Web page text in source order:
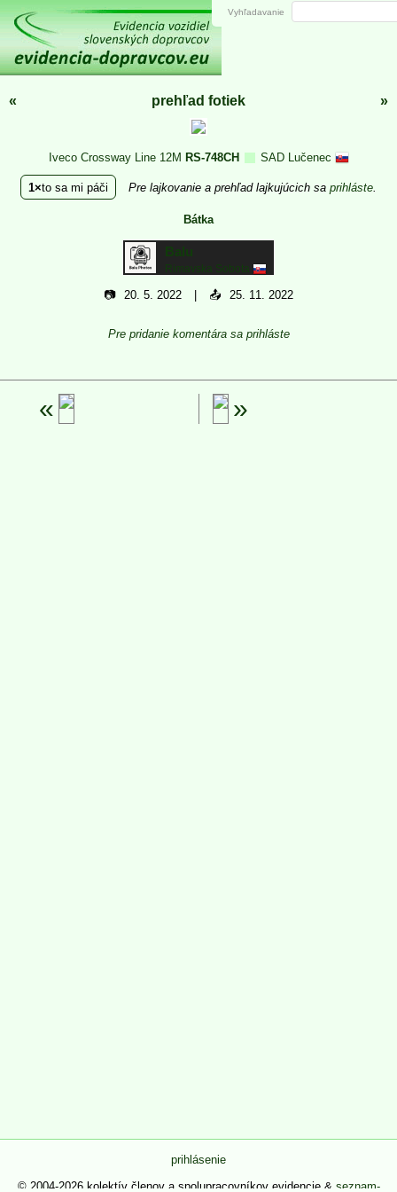
« prehľad fotiek »
Iveco Crossway Line 12M RS-748CH SAD Lučenec
1 to sa mi páči Pre lajkovanie a prehľad lajkujúcich sa prihláste
Bátka
Balu
Rimavska Sobota
📷 20. 5. 2022 📤 25. 11. 2022
Pre pridanie komentára sa prihláste
Vyhľadavanie
prihlásenie
© 2004-2026 kolektív členov a spolupracovníkov evidencie & seznam-